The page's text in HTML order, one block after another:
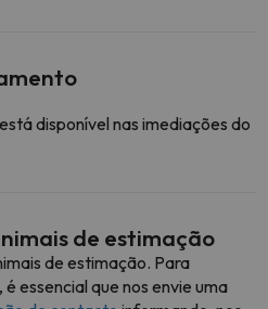
disponível nas imediações do
de estimação
de estimação. Para
essencial que nos envie uma